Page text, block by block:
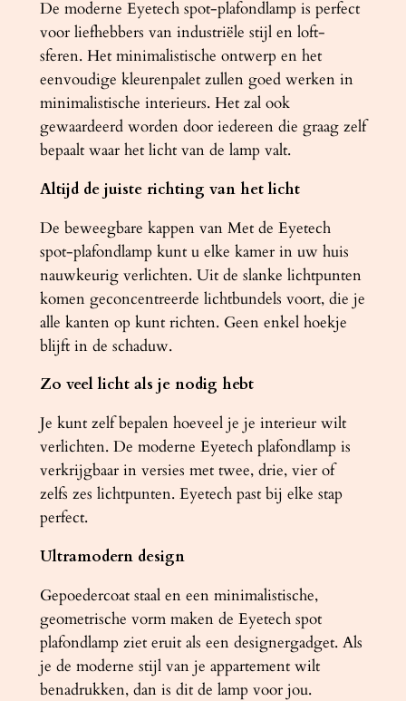
T
E
C
H
4
z
w
r
t
a
a
n
t
a
De moderne Eyetech spot-plafondlamp is perfect
voor liefhebbers van industriële stijl en loft-
sferen. Het minimalistische ontwerp en het
eenvoudige kleurenpalet zullen goed werken in
minimalistische interieurs. Het zal ook
gewaardeerd worden door iedereen die graag zelf
bepaalt waar het licht van de lamp valt.
Altijd de juiste richting van het licht
De beweegbare kappen van Met de Eyetech
spot-plafondlamp kunt u elke kamer in uw huis
nauwkeurig verlichten. Uit de slanke lichtpunten
komen geconcentreerde lichtbundels voort, die je
alle kanten op kunt richten. Geen enkel hoekje
blijft in de schaduw.
Zo veel licht als je nodig hebt
Je kunt zelf bepalen hoeveel je je interieur wilt
verlichten. De moderne Eyetech plafondlamp is
verkrijgbaar in versies met twee, drie, vier of
zelfs zes lichtpunten. Eyetech past bij elke stap
perfect.
Ultramodern design
Gepoedercoat staal en een minimalistische,
geometrische vorm maken de Eyetech spot
plafondlamp ziet eruit als een designergadget. Als
je de moderne stijl van je appartement wilt
benadrukken, dan is dit de lamp voor jou.